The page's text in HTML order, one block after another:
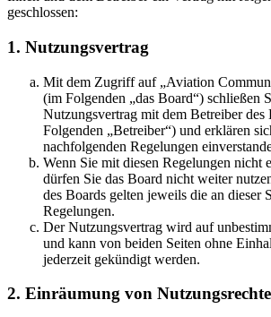
geschlossen:
1. Nutzungsvertrag
Mit dem Zugriff auf „Aviation
(im Folgenden „das Board“) schließen
Nutzungsvertrag mit dem Betreiber des
Folgenden „Betreiber“) und erklären
nachfolgenden Regelungen
Wenn Sie mit diesen Regelungen nicht
dürfen Sie das Board nicht weiter
des Boards gelten jeweils die an dieser
Regelungen.
Der Nutzungsvertrag wird auf
und kann von beiden Seiten ohne
jederzeit gekündigt werden.
2. Einräumung von